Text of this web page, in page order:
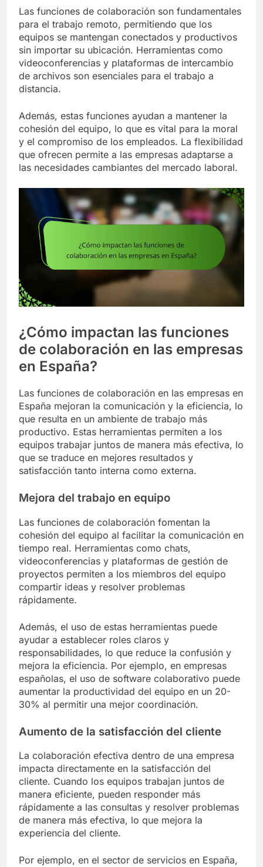
Las funciones de colaboración son fundamentales
para el trabajo remoto, permitiendo que los
equipos se mantengan conectados y productivos
sin importar su ubicación. Herramientas como
videoconferencias y plataformas de intercambio
de archivos son esenciales para el trabajo a
distancia.
Además, estas funciones ayudan a mantener la
cohesión del equipo, lo que es vital para la moral
y el compromiso de los empleados. La flexibilidad
que ofrecen permite a las empresas adaptarse a
las necesidades cambiantes del mercado laboral.
¿Cómo impactan las funciones
de colaboración en las empresas
en España?
Las funciones de colaboración en las empresas en
España mejoran la comunicación y la eficiencia, lo
que resulta en un ambiente de trabajo más
productivo. Estas herramientas permiten a los
equipos trabajar juntos de manera más efectiva, lo
que se traduce en mejores resultados y
satisfacción tanto interna como externa.
Mejora del trabajo en equipo
Las funciones de colaboración fomentan la
cohesión del equipo al facilitar la comunicación en
tiempo real. Herramientas como chats,
videoconferencias y plataformas de gestión de
proyectos permiten a los miembros del equipo
compartir ideas y resolver problemas
rápidamente.
Además, el uso de estas herramientas puede
ayudar a establecer roles claros y
responsabilidades, lo que reduce la confusión y
mejora la eficiencia. Por ejemplo, en empresas
españolas, el uso de software colaborativo puede
aumentar la productividad del equipo en un 20-
30% al permitir una mejor coordinación.
Aumento de la satisfacción del cliente
La colaboración efectiva dentro de una empresa
impacta directamente en la satisfacción del
cliente. Cuando los equipos trabajan juntos de
manera eficiente, pueden responder más
rápidamente a las consultas y resolver problemas
de manera más efectiva, lo que mejora la
experiencia del cliente.
Por ejemplo, en el sector de servicios en España,